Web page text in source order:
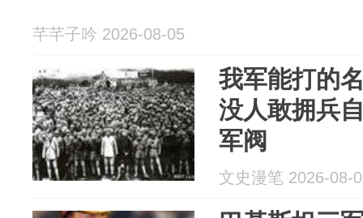
芊芊子吟 2026-08-05
我军能打的
没人敢拥兵
军阀
文史漫笔 2026-08-